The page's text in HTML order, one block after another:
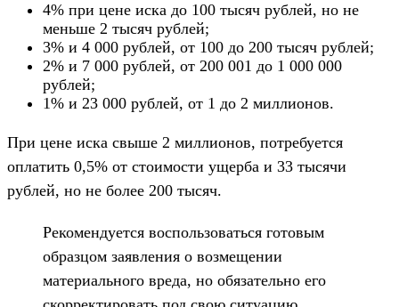
4% при цене иска до 100 тысяч рублей, но не
меньше 2 тысяч рублей;
3% и 4 000 рублей, от 100 до 200 тысяч рублей;
2% и 7 000 рублей, от 200 001 до 1 000 000
рублей;
1% и 23 000 рублей, от 1 до 2 миллионов.
При цене иска свыше 2 миллионов, потребуется
оплатить 0,5% от стоимости ущерба и 33 тысячи
рублей, но не более 200 тысяч.
Рекомендуется воспользоваться готовым
образцом заявления о возмещении
материального вреда, но обязательно его